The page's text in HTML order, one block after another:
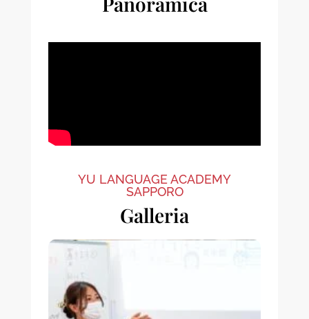
YU LANGUAGE ACADEMY
SAPPORO
Galleria